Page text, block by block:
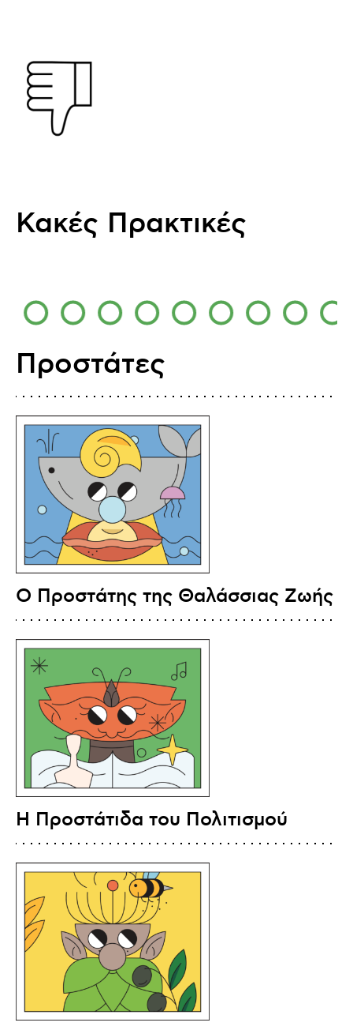
Κακές Πρακτικές
Προστάτες
O Προστάτης της Θαλάσσιας Ζωής
Η Προστάτιδα του Πολιτισμού